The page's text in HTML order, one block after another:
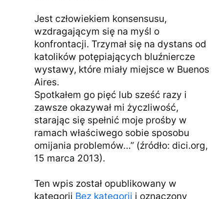
Jest człowiekiem konsensusu,
wzdragającym się na myśl o
konfrontacji. Trzymał się na dystans od
katolików potępiających bluźniercze
wystawy, które miały miejsce w Buenos
Aires.
Spotkałem go pięć lub sześć razy i
zawsze okazywał mi życzliwość,
starając się spełnić moje prośby w
ramach właściwego sobie sposobu
omijania problemów…” (źródło: dici.org,
15 marca 2013).
Ten wpis został opublikowany w
kategorii Bez kategorii i oznaczony